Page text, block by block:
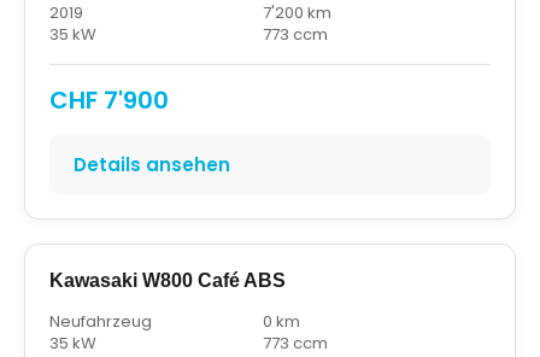
2019
7'200 km
35 kW
773 ccm
CHF 7'900
Details ansehen
Kawasaki W800 Café ABS
Neufahrzeug
0 km
35 kW
773 ccm